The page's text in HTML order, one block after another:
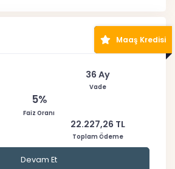
Maaş Kredisi
36 Ay
Vade
5%
Faiz Oranı
22.227,26 TL
Toplam Ödeme
Devam Et